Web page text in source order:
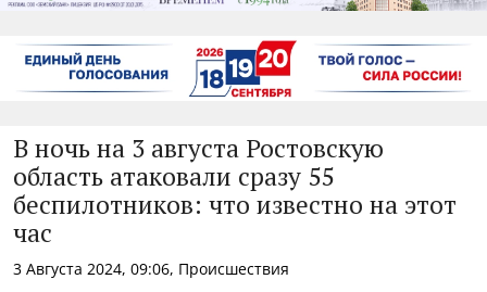
В ночь на 3 августа Ростовскую
область атаковали сразу 55
беспилотников: что известно на этот
час
3 Августа 2024, 09:06, Происшествия